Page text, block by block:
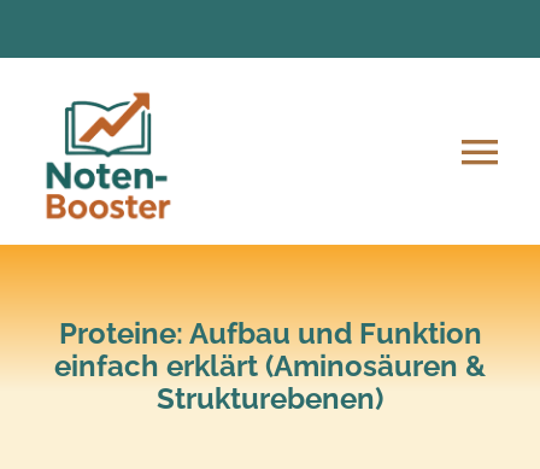
Angebote
Anmeldung und Ablauf
Unsere Mission
Proteine: Aufbau und Funktion
einfach erklärt (Aminosäuren &
Strukturebenen)